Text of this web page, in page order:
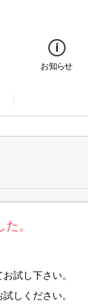
お知らせ
。
試し下さい。
しください。